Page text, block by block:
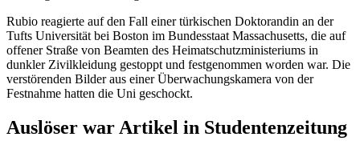
Rubio reagierte auf den Fall einer türkischen Doktorandin an der
Tufts Universität bei Boston im Bundesstaat Massachusetts, die auf
offener Straße von Beamten des Heimatschutzministeriums in
dunkler Zivilkleidung gestoppt und festgenommen worden war. Die
verstörenden Bilder aus einer Überwachungskamera von der
Festnahme hatten die Uni geschockt.
Auslöser war Artikel in Studentenzeitung